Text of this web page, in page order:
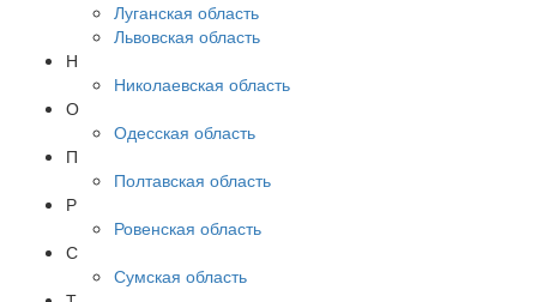
Луганская область
Львовская область
Н
Николаевская область
О
Одесская область
П
Полтавская область
Р
Ровенская область
С
Сумская область